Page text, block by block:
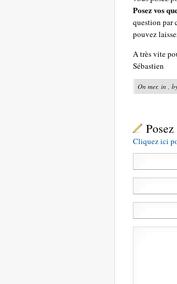
Posez vos
question par
pouvez
A très vite
Sébastien
On mer, in ,
Cliquez ici